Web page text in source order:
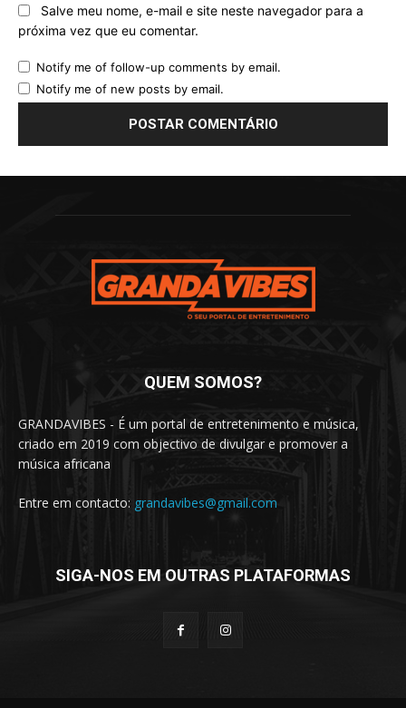
Salve meu nome, e-mail e site neste navegador para a
próxima vez que eu comentar.
Notify me of follow-up comments by email.
Notify me of new posts by email.
QUEM SOMOS?
GRANDAVIBES - É um portal de entretenimento e música,
criado em 2019 com objectivo de divulgar e promover a
música africana
Entre em contacto: grandavibes@gmail.com
SIGA-NOS EM OUTRAS PLATAFORMAS